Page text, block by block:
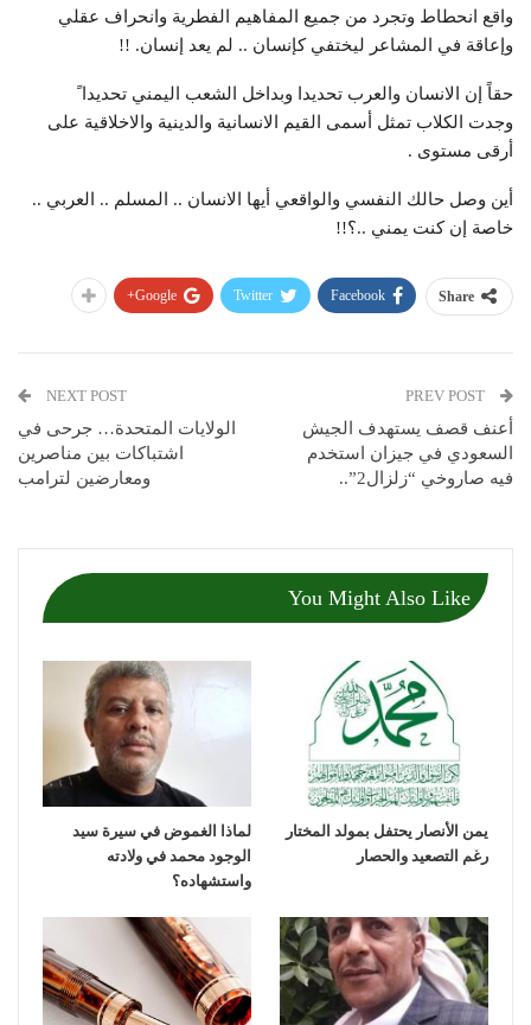
واقع انحطاط وتجرد من جميع المفاهيم الفطرية وانحراف عقلي
وإعاقة في المشاعر ليختفي كإنسان .. لم يعد إنسان. !!
حقاً إن الانسان والعرب تحديدا وبداخل الشعب اليمني تحديدا ً
وجدت الكلاب تمثل أسمى القيم الانسانية والدينية والاخلاقية على
أرقى مستوى .
أين وصل حالك النفسي والواقعي أيها الانسان .. المسلم .. العربي ..
خاصة إن كنت يمني ..؟!!
Share
Facebook
Twitter
Google+
أعنف قصف يستهدف الجيش
السعودي في جيزان استخدم
فيه صاروخي “زلزال2”..
NEXT POST
الولايات المتحدة… جرحى في
اشتباكات بين مناصرين
ومعارضين لترامب
You Might Also Like
يمن الأنصار يحتفل بمولد المختار
رغم التصعيد والحصار
لماذا الغموض في سيرة سيد
الوجود محمد في ولادته
واستشهاده؟